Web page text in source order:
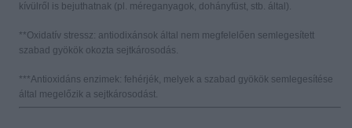
kívülről is bejuthatnak (pl. méreganyagok, dohányfüst, stb. által).
** Oxidatív stressz: antiodixánsok által nem megfelelően semlegesített
szabad gyökök okozta sejtkárosodás.
***Antioxidáns enzimek: fehérjék, melyek a szabad gyökök semlegesítése
által megelőzik a sejtkárosodást.